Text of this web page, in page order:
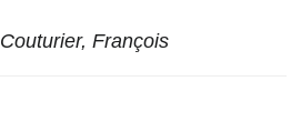
Couturier, François